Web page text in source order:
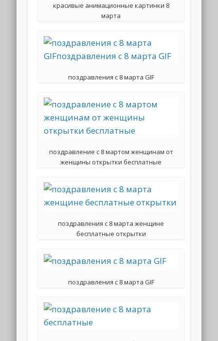
красивые анимационные картинки 8
марта
поздравления с 8 марта GIF
поздравление с 8 мартом женщинам от
женщины открытки бесплатные
поздравления с 8 марта женщине
бесплатные открытки
поздравления с 8 марта GIF